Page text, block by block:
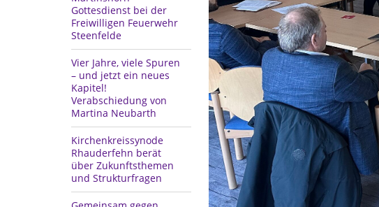
Gottesdienst bei der
Freiwilligen Feuerwehr
Steenfelde
Vier Jahre, viele Spuren
– und jetzt ein neues
Kapitel!
Verabschiedung von
Martina Neubarth
Kirchenkreissynode
Rhauderfehn berät
über Zukunftsthemen
und Strukturfragen